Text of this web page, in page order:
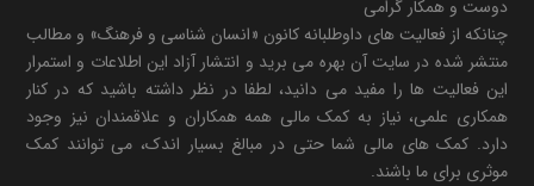
دوست و همکار گرامی
چنانکه از فعالیت های داوطلبانه کانون «انسان شناسی و فرهنگ» و مطالب
منتشر شده در سایت آن بهره می برید و انتشار آزاد این اطلاعات و استمرار
این فعالیت ها را مفید می دانید، لطفا در نظر داشته باشید که در کنار
همکاری علمی، نیاز به کمک مالی همه همکاران و علاقمندان نیز وجود
دارد. کمک های مالی شما حتی در مبالغ بسیار اندک، می توانند کمک
موثری برای ما باشند.